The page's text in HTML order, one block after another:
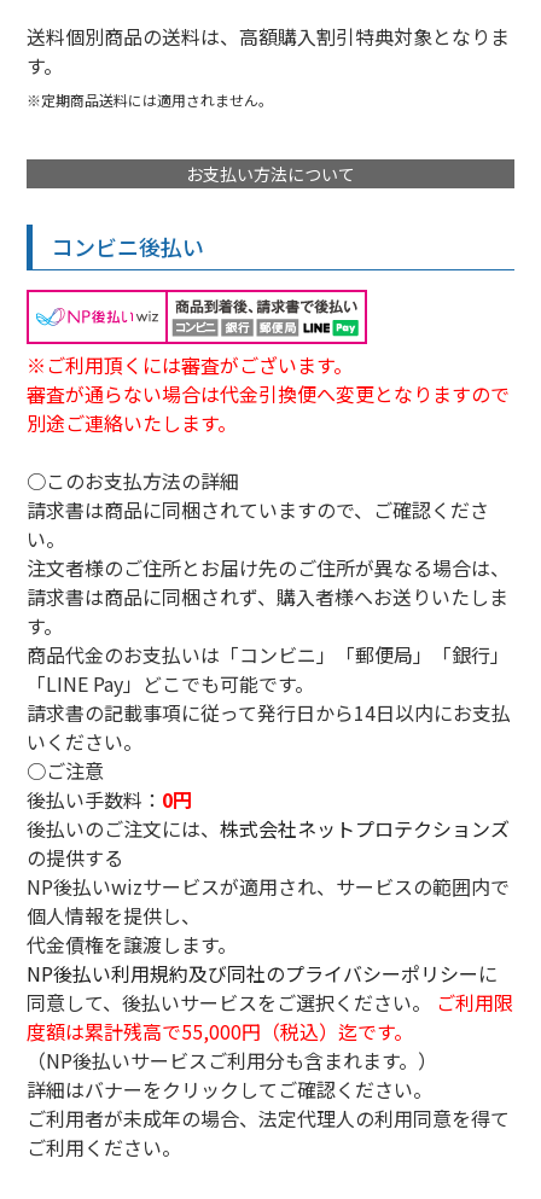
送料個別商品の送料は、高額購入割引特典対象となりま
す。
定期商品送料には適用されません。
お支払い方法について
コンビニ後払い
※ご利用頂くには審査がございます。
審査が通らない場合は代金引換便へ変更となりますので
別途ご連絡いたします。
○このお支払方法の詳細
請求書は商品に同梱されていますので、ご確認くださ
い。
注文者様のご住所とお届け先のご住所が異なる場合は、
請求書は商品に同梱されず、購入者様へお送りいたしま
す。
商品代金のお支払いは「コンビニ」「郵便局」「銀行」
「LINE Pay」どこでも可能です。
請求書の記載事項に従って発行日から14日以内にお支払
いください。
○ご注意
後払い手数料： 0円
後払いのご注文には、株式会社ネットプロテクションズ
の提供する
NP後払いwizサービスが適用され、サービスの範囲内で
個人情報を提供し、
代金債権を譲渡します。
NP後払い利用規約及び同社のプライバシーポリシーに
同意して、後払いサービスをご選択ください。 ご利用限
度額は累計残高で55,000円（税込）迄です。
（NP後払いサービスご利用分も含まれます。）
詳細はバナーをクリックしてご確認ください。
ご利用者が未成年の場合、法定代理人の利用同意を得て
ご利用ください。